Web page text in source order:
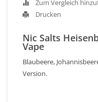
Zum Vergleich
Drucken
Nic Salts
Vape
Blaubeere,
Version.